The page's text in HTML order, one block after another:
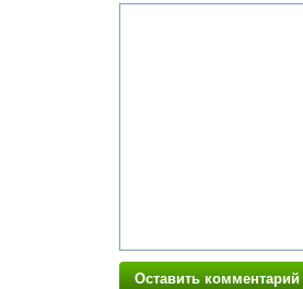
Оставить комментарий